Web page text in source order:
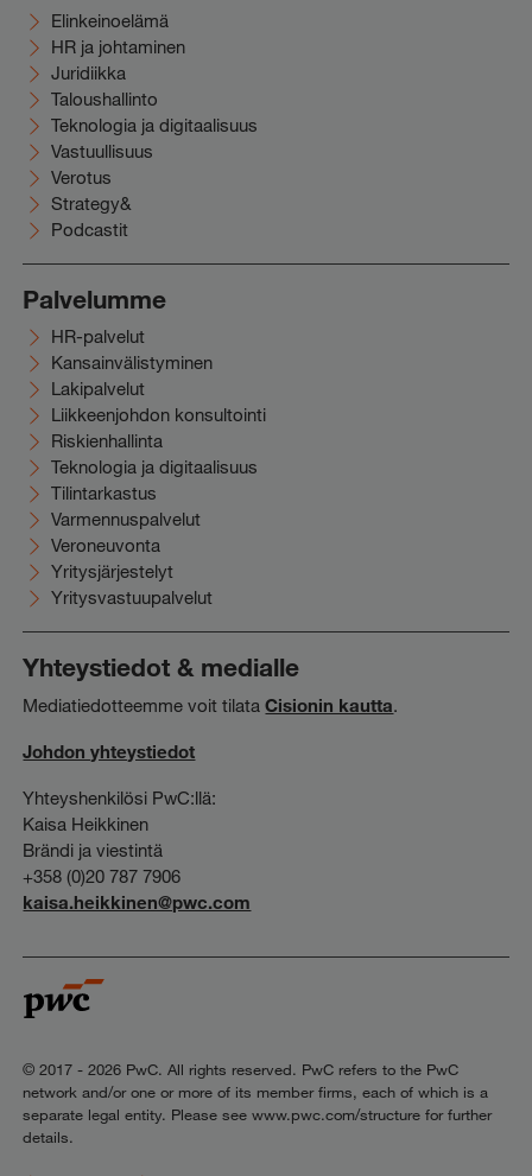
Elinkeinoelämä
HR ja johtaminen
Juridiikka
Taloushallinto
Teknologia ja digitaalisuus
Vastuullisuus
Verotus
Strategy&
Podcastit
Palvelumme
HR-palvelut
Kansainvälistyminen
Lakipalvelut
Liikkeenjohdon konsultointi
Riskienhallinta
Teknologia ja digitaalisuus
Tilintarkastus
Varmennuspalvelut
Veroneuvonta
Yritysjärjestelyt
Yritysvastuupalvelut
Yhteystiedot & medialle
Mediatiedotteemme voit tilataCisionin kautta
Johdon yhteystiedot
Yhteyshenkilösi PwC:llä:
Kaisa Heikkinen
Brändi ja viestintä
+358 (0)20 787 7906
kaisa.heikkinen@pwc.com
© 2017 - 2026 PwC. All rights reserved. PwC refers to the PwC
network and/or one or more of its member firms, each of which is a
separate legal entity. Please see www.pwc.com/structure for further
details.